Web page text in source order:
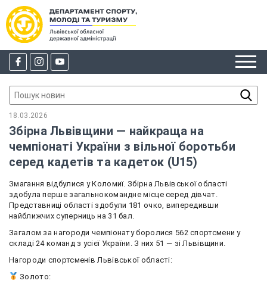
18.03.2026
Збірна Львівщини — найкраща на
чемпіонаті України з вільної боротьби
серед кадетів та кадеток (U15)
Змагання відбулися у Коломиї. Збірна Львівської області
здобула перше загальнокомандне місце серед дівчат.
Представниці області здобули 181 очко, випередивши
найближчих суперниць на 31 бал.
Загалом за нагороди чемпіонату боролися 562 спортсмени у
складі 24 команд з усієї України. З них 51 — зі Львівщини.
Нагороди спортсменів Львівської області:
Золото: